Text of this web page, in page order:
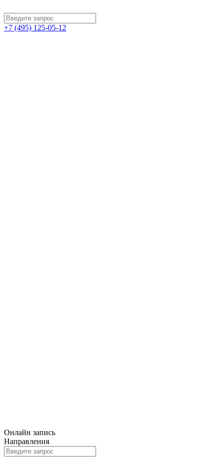
+7 (495) 125-05-12
Онлайн запись
Направления